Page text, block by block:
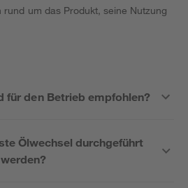
um das Produkt, seine Nutzung
für den Betrieb empfohlen?
Ölwechsel durchgeführt
werden?